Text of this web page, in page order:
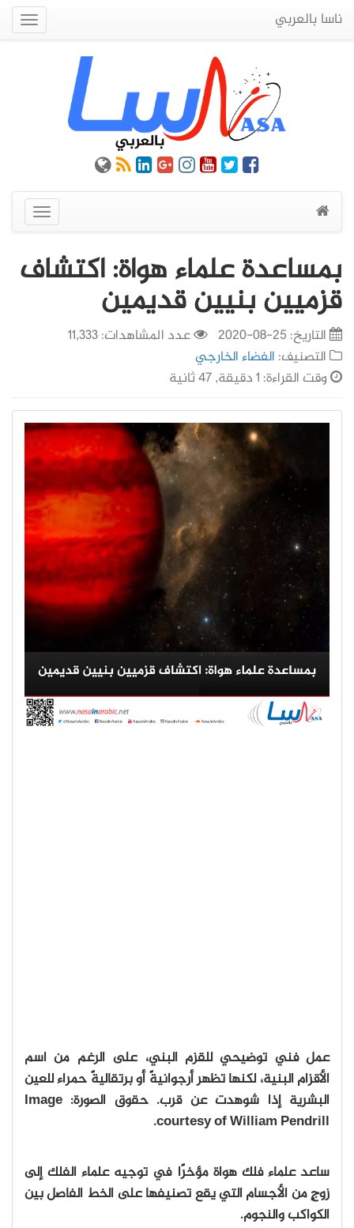
ناسا بالعربي
عرض
القائمة
بمساعدة علماء هواة: اكتشاف
قزميين بنيين قديمين
التاريخ: 25-08-2020
عدد المشاهدات: 11,333
التصنيف: الفضاء الخارجي
وقت القراءة: 1 دقيقة, 47 ثانية
عمل فني توضيحي للقزم البني، على الرغم من اسم
الأقزام البنية، لكنها تظهر أرجوانيةً أو برتقاليةً حمراء للعين
البشرية إذا شوهدت عن قرب. حقوق الصورة: Image
courtesy of William Pendrill.
ساعد علماء فلك هواة مؤخرًا في توجيه علماء الفلك إلى
زوجٍ من الأجسام التي يقع تصنيفها على الخط الفاصل بين
الكواكب والنجوم.